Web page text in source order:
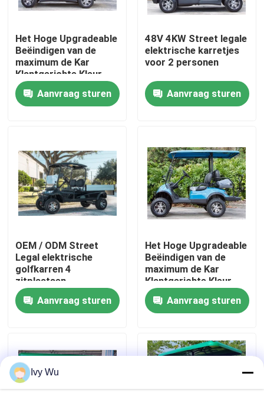
Huis
Producten
Fabrieksreis
Kwaliteitscontrole
Contact de V.S.
Nieuws
Het Wieldekking van de golfkar
Het Dashboard van de golfkar
Het Hoge Upgradeable
Beëindigen van de
maximum de Kar
Klantgerichte Kleur
van het
Snelheids30mph
Elektrische Golf
Aanvraag sturen
48V 4KW Street legale
elektrische karretjes
voor 2 personen
Aanvraag sturen
OEM / ODM Street
Legal elektrische
golfkarren 4
zitplaatsen
Aanvraag sturen
Het Hoge Upgradeable
Beëindigen van de
maximum de Kar
Klantgerichte Kleur
van het Snelheids
Elektrische 30mph
Golf
Aanvraag sturen
Ivy Wu